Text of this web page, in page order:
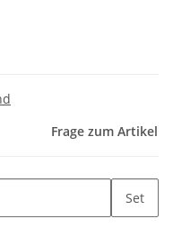
Frage zum Artikel
Set